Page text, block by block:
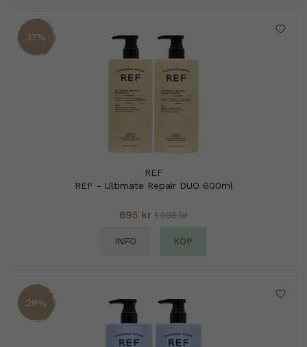
37%
REF
REF - Ultimate Repair DUO 600ml
695 kr 1 098 kr
INFO KÖP
29%